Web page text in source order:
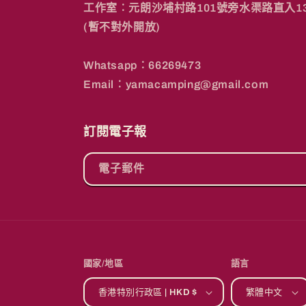
工作室︰元朗沙埔村路101號旁水渠路直入
(暫不對外開放)
Whatsapp︰66269473
Email︰yamacamping@gmail.com
訂閱電子報
電子郵件
國家/地區
香港特別行政區 | HKD $
語言
繁體中文